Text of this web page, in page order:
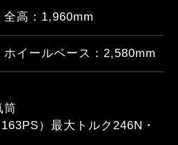
全高： 1,960mm
ホイールベース：2,580mm
筒
）最大トルク246N・